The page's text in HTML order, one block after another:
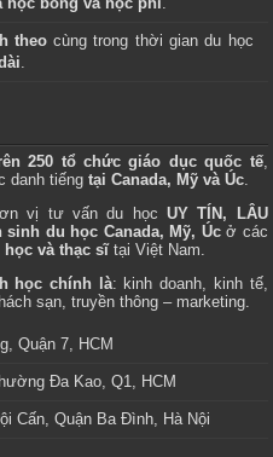
theocùng trong thời gian du học
.
250 tổ chức giáo dục quốc tế,
danh tiếng tại Canada, Mỹ và Úc.
vị tư vấn du học UY TÍN, LÂU
sinh du học Canada, Mỹ, Úcở các
và thạc sĩtại Việt Nam.
học chính là: kinh doanh, kinh tế,
sạn, truyền thông – marketing.
Quận 7, HCM
Đa Kao, Q1, HCM
Cấn, Quận Ba Đình, Hà Nội